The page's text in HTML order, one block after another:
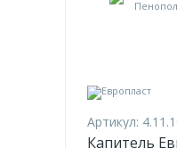
Артикул:
Капитель